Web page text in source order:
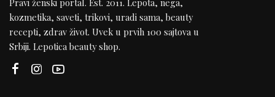
kozmetika, saveti, trikovi, uradi sama, beauty
recepti, zdrav život. Uvek u prvih 100 sajtova u
Srbiji. Lepotica beauty shop.